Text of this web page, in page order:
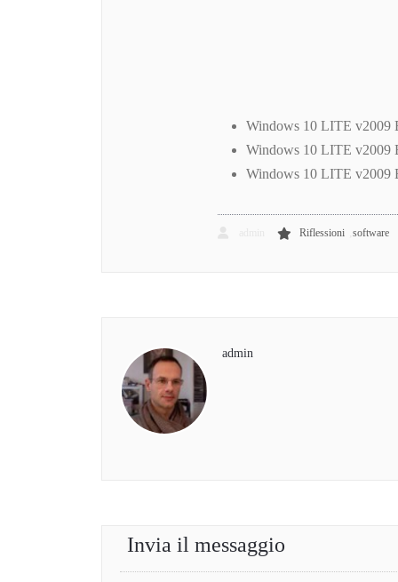
Windows 10 LITE v2009
Windows 10 LITE v2009
Windows 10 LITE v2009
Riflessioni ,software
admin
Invia il messaggio